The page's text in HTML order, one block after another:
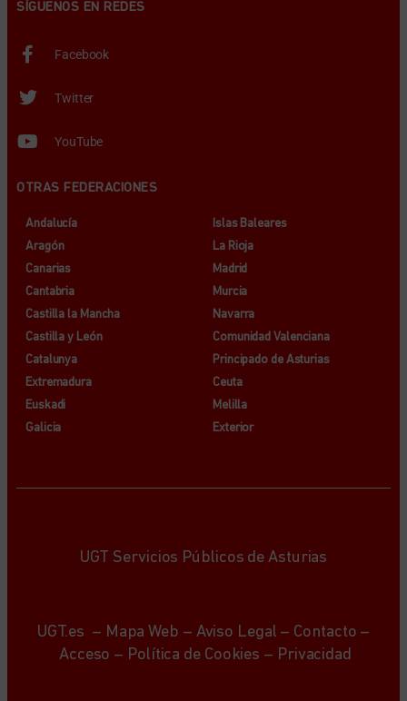
SÍGUENOS EN REDES
Facebook
Twitter
YouTube
OTRAS FEDERACIONES
Andalucía
Aragón
Canarias
Cantabria
Castilla la Mancha
Castilla y León
Catalunya
Extremadura
Euskadi
Galicia
Islas Baleares
La Rioja
Madrid
Murcia
Navarra
Comunidad Valenciana
Principado de Asturias
Ceuta
Melilla
Exterior
UGT Servicios Públicos de Asturias
UGT.es – Mapa Web – Aviso Legal – Contacto –
Acceso – Política de Cookies – Privacidad